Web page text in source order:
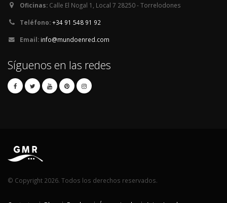
Oficinas: Calle El Nogal 1, Local 7 28250 - Torrelodones
Teléfono:+34 91 548 91 92
Email: info@mundoenred.com
Síguenos en las redes
© Copyright 2026. Todos los derechos reservados.